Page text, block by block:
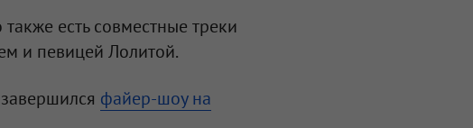
есть совместные треки
и певицей Лолитой.
файер-шоу на